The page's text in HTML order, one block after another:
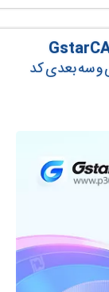
و سه بعدی کد